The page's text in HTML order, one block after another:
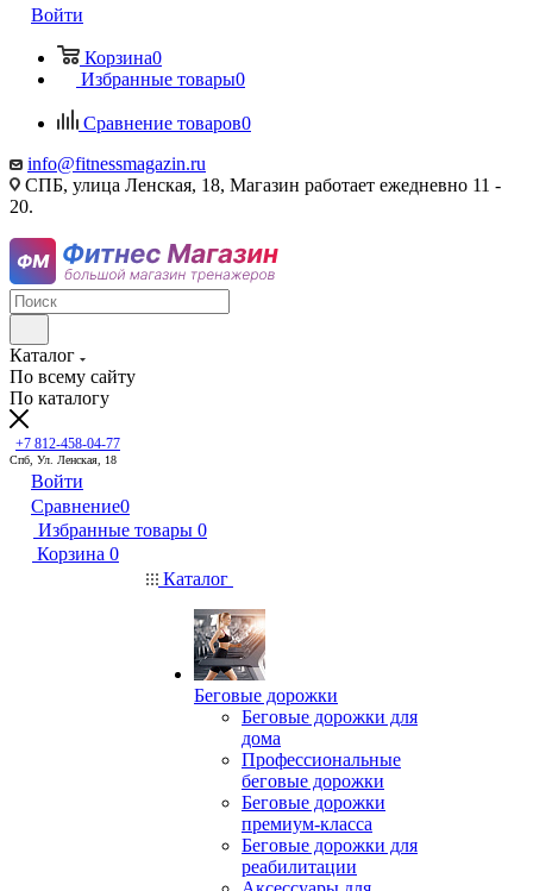
Войти
Корзина0
Избранные товары0
Сравнение товаров0
info@fitnessmagazin.ru
СПБ, улица Ленская, 18, Магазин работает ежедневно 11 -
20.
Каталог
По всему сайту
По каталогу
+7 812-458-04-77
Спб, Ул. Ленская, 18
Войти
Сравнение0
Избранные товары 0
Корзина 0
Каталог
Беговые дорожки
Беговые дорожки для
дома
Профессиональные
беговые дорожки
Беговые дорожки
премиум-класса
Беговые дорожки для
реабилитации